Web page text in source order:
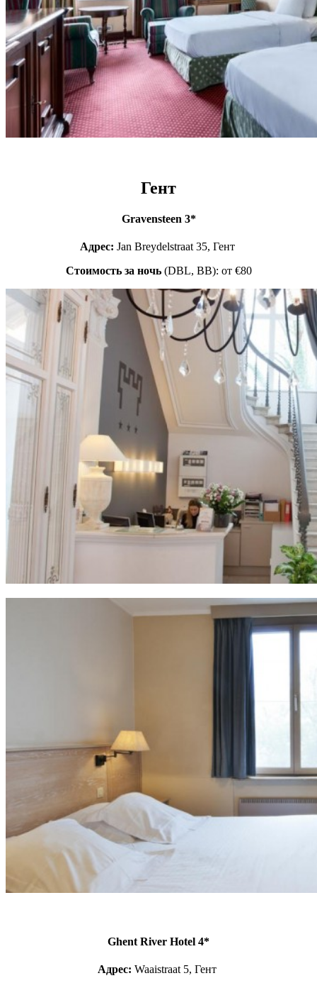
Гент
Gravensteen 3*
Адрес: Jan Breydelstraat 35, Гент
Стоимость за ночь(DBL, BB): от €80
Ghent River Hotel 4*
Адрес: Waaistraat 5, Гент